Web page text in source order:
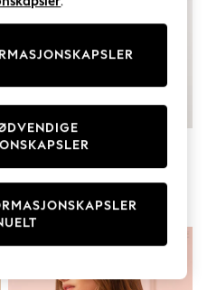
Svart/Beige/Cream - Blonde-
BH-Er 3 Pakke (E76841)